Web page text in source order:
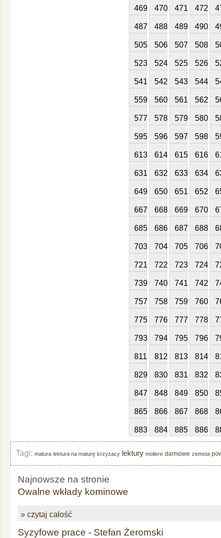
469 470 471 472
487 488 489 490
505 506 507 508
523 524 525 526
541 542 543 544
559 560 561 562
577 578 579 580
595 596 597 598
613 614 615 616
631 632 633 634
649 650 651 652
667 668 669 670
685 686 687 688
703 704 705 706
721 722 723 724
739 740 741 742
757 758 759 760
775 776 777 778
793 794 795 796
811 812 813 814
829 830 831 832
847 848 849 850
865 866 867 868
883 884 885 886
Tagi: matura lektura na maturę krzyżacy lektury moliere darmowe zemsta
Najnowsze na stronie
Owalne wkłady kominowe
» czytaj całość
Syzyfowe prace - Stefan Żeromski